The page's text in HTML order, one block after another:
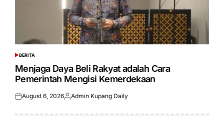
POSTED
IN
BERITA
Menjaga Daya Beli Rakyat adalah Cara
Pemerintah Mengisi Kemerdekaan
Posted
August 6, 2026Posted
Admin Kupang Daily